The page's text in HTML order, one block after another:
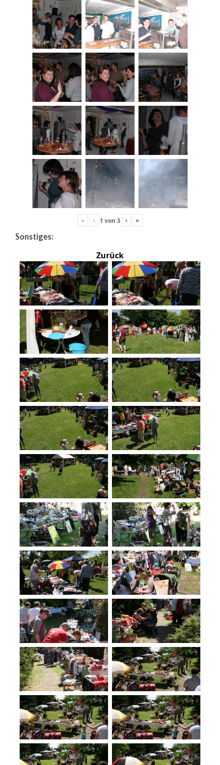
« ‹ 1 von 3 › »
Sonstiges:
Zurück